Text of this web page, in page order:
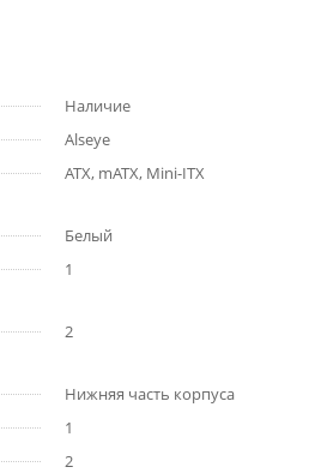
Наличие
Alseye
ATX, mATX, Mini-ITX
Белый
1
2
Нижняя часть корпуса
1
2